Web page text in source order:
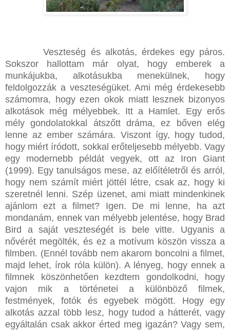
Veszteség és alkotás, érdekes egy páros.
Sokszor hallottam már olyat, hogy emberek a
munkájukba, alkotásukba menekülnek, hogy
feldolgozzák a veszteségüket. Ami még érdekesebb
számomra, hogy ezen okok miatt lesznek bizonyos
alkotások még mélyebbek. Itt a Hamlet. Egy erős
mély gondolatokkal átszőtt dráma, ez bőven elég
lenne az ember számára. Viszont így, hogy tudod,
hogy miért íródott, sokkal erőteljesebb mélyebb. Vagy
egy modernebb példát vegyek, ott az Iron Giant
(1999). Egy tanulságos mese, az előítéletről és arról,
hogy nem számít miért jöttél létre, csak az, hogy ki
szeretnél lenni. Szép üzenet, ami miatt mindenkinek
ajánlom ezt a filmet? Igen. De mi lenne, ha azt
mondanám, ennek van mélyebb jelentése, hogy Brad
Bird a saját veszteségét is bele vitte. Ugyanis a
nővérét megölték, és ez a motívum köszön vissza a
filmben. (Ennél tovább nem akarom boncolni a filmet,
majd lehet, írok róla külön). A lényeg, hogy ennek a
filmnek köszönhetően kezdtem gondolkodni, hogy
vajon mik a történetei a különböző filmek,
festmények, fotók és egyebek mögött. Hogy egy
alkotás azzal több lesz, hogy tudod a hátterét, vagy
egyáltalán csak akkor érted meg igazán? Vagy sem,